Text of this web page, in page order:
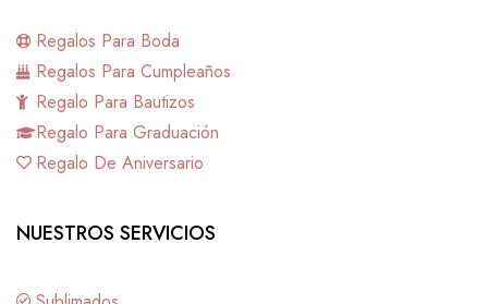
Regalos Para Boda
Regalos Para Cumpleaños
Regalo Para Bautizos
Regalo Para Graduación
Regalo De Aniversario
NUESTROS SERVICIOS